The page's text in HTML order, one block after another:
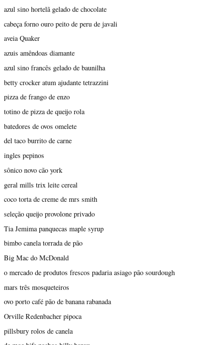
azul sino hortelã gelado de chocolate
cabeça forno ouro peito de peru de javali
aveia Quaker
azuis amêndoas diamante
azul sino francês gelado de baunilha
betty crocker atum ajudante tetrazzini
pizza de frango de enzo
totino de pizza de queijo rola
batedores de ovos omelete
del taco burrito de carne
ingles pepinos
sônico novo cão york
geral mills trix leite cereal
coco torta de creme de mrs smith
seleção queijo provolone privado
Tia Jemima panquecas maple syrup
bimbo canela torrada de pão
Big Mac do McDonald
o mercado de produtos frescos padaria asiago pão sourdough
mars três mosqueteiros
ovo porto café pão de banana rabanada
Orville Redenbacher pipoca
pillsbury rolos de canela